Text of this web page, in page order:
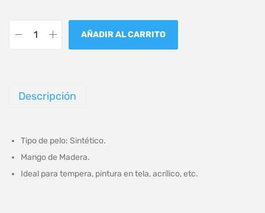
AÑADIR AL CARRITO
Descripción
Tipo de pelo: Sintético.
Mango de Madera.
Ideal para tempera, pintura en tela, acrílico, etc.